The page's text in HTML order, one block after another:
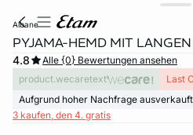
albane
PYJAMA-HEMD MIT
4.8
Alle {0} Bewertungen ansehen
product.wecaretext
Last
Aufgrund hoher Nachfrage ausverkauft
3 kaufen, den 4. gratis